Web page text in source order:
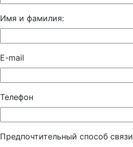
Имя и фамилия:
E-mail
Телефон
Предпочтительный способ связи